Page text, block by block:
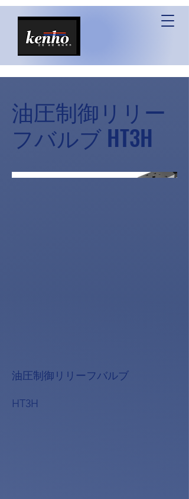
油圧制御リリー
フバルブ HT3H
油圧制御リリーフバルブ
HT3H